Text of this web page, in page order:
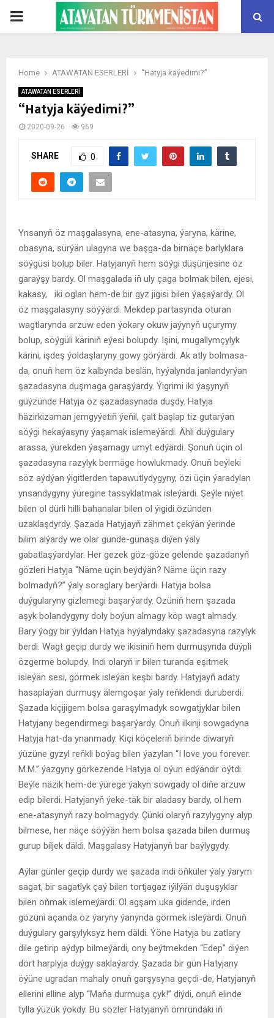
PRIMARY
Home ATAWATAN ESERLERİ “Hatyja käýedimi?”
ATAWATAN ESERLERİ
“Hatyja käýedimi?”
2020-09-26 969
SHARE 0
Ynsanyň öz maşgalasyna, ene-atasyna, ýaryna, kärine,
obasyna, sürýän ulagyna we başga-da birnäçe barlyklara
söýgüsi bolup biler. Hatyjanyň hem söýgi düşünjesine öz
garaýşy bardy. Ol maşgalada iň uly çaga bolmak bilen, ejesi,
kakasy, iki oglan hem-de bir gyz jigisi bilen ýaşaýardy. Ol
öz maşgalasyny söýýärdi. Mekdep partasynda oturan
wagtlarynda arzuw eden ýokary okuw jaýynyň uçurymy
bolup, söýgüli käriniň eýesi bolupdy. Işini, mugallymçylyk
kärini, işdeş ýoldaşlaryny gowy görýärdi. Ak atly bolmasa-
da, onuň hem öz kalbynda beslän, hyýalynda janlandyrýan
şazadasyna duşmaga garaşýardy. Ýigrimi iki ýaşynyň
güýzünde Hatyja öz şazadasynada duşdy. Hatyja
häzirkizaman jemgyýetiň ýeňil, çalt başlap tiz gutarýan
söýgi hekaýasyny ýaşamak islemeýärdi. Ähli duýgulary
arassa, ýürekden ýaşamagy umyt edýärdi. Şonuň üçin ol
şazadasyna razylyk bermäge howlukmady. Onuň beýleki
söz aýdýan ýigitlerden tapawutlydygyny, özi üçin ýaradylan
ynsandygyny ýüregine tassyklatmak isleýärdi. Şeýle niýet
bilen ol dürli hilli bahanalar bilen ol ýigidi özünden
uzaklaşdyrdy. Şazada Hatyjayň zähmet çekýän ýerinde
bilim alýardy we olar günde-günaşa diýen ýaly
gabatlaşýardylar. Her gezek göz-göze gelende şazadanyň
gözleri Hatyja “Näme üçin beýdýän? Näme üçin razy
bolmadyň?” ýaly soraglary berýärdi. Hatyja bolsa
duýgularyny gizlemegi başarýardy. Özüniň hem şazada
aşyk bolandygyny doly boýun almagy köp wagt almady.
Bary ýogy bir ýyldan Hatyja hyýalyndaky şazadasyna razylyk
berdi. Wagt geçip durdy we ikisiniň hem durmuşynda düýpli
özgerme bolupdy. Indi olaryň ir bilen turanda eşitmek
isleýän sesi, görmek isleýän keşbi bardy. Hatyjayň adaty
hasaplaýan durmuşy älemgoşar ýaly reňklendi duruberdi.
Şazada kiçijigem bolsa garaşylmadyk sowgatjyklar bilen
Hatyjany begendirmegi başarýardy. Onuň ilkinji sowgadyna
Hatyja hat-da ynanmady. Kiçi köçeleriň birinde diwaryň
ýüzüne gyzyl reňkli boýag bilen ýazylan “I love you forever.
M.M.” ýazgyny görkezende Hatyja ol oýun edýändir öýtdi.
Beýle näzik hem-de ýürege ýakyn sowgady ol diňe arzuw
edip bilerdi. Hatyjanyň ýeke-täk bir aladasy bardy, ol hem
ene-atasynyň razy bolmagydy. Çünki olaryň razylygyny alyp
bilmese, her näçe söýýän hem bolsa şazada bilen durmuş
gurup biljek däldi. Maşgalasy Hatyjanyň bar baýlygydy.
Aýlar günler geçip durdy we şazada indi öňküler ýaly ýarym
sagat, bir sagatlyk çaý bilen tortjagaz iýilýän duşuşyklar
bilen oňmak islemeýärdi. Ol agşam uka gidende, irden
gözüni açanda öz ýaryny ýanynda görmek isleýärdi. Onuň
duýgulary garşylyksyz hem däldi. Ýöne Hatyja bu zatlary
dile getirip aýdyp bilmeýärdi, ony beýtmekden “Edep” diýen
dört harplyja duýgy saklaýardy. Şazada bir gün Hatyjany
öýüne ugradan mahaly onuň garşysyna geçdi-de, Hatyjanyň
ellerini elline alyp “Maňa durmuşa çyk!” diýdi, onuň elinde
tylla ýüzük ýokdy. Bu sözler Hatyjanyň ömründäki iň